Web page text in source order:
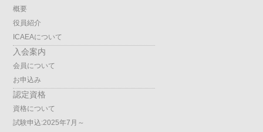
概要
役員紹介
ICAEAについて
入会案内
会員について
お申込み
認定資格
資格について
試験申込:2025年7月～